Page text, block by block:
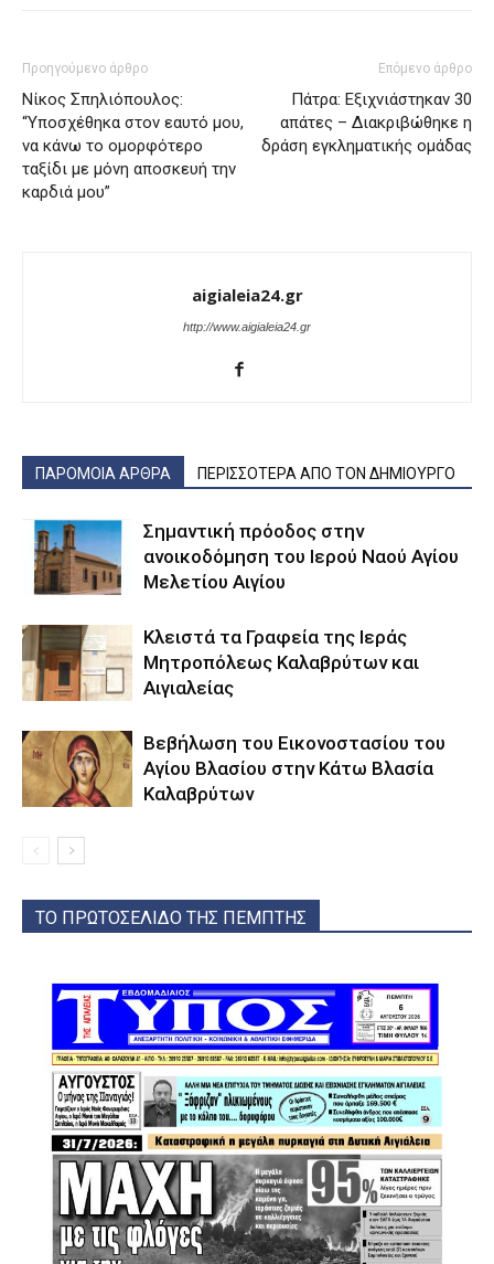
Προηγούμενο άρθρο
Nίκος Σπηλιόπουλος:
“Υποσχέθηκα στον εαυτό μου,
να κάνω το ομορφότερο
ταξίδι με μόνη αποσκευή την
καρδιά μου”
Επόμενο άρθρο
Πάτρα: Εξιχνιάστηκαν 30
απάτες – Διακριβώθηκε η
δράση εγκληματικής ομάδας
aigialeia24.gr
http://www.aigialeia24.gr
ΠΑΡΟΜΟΙΑ ΑΡΘΡΑ ΠΕΡΙΣΣΟΤΕΡΑ ΑΠΟ ΤΟΝ ΔΗΜΙΟΥΡΓΟ
Σημαντική πρόοδος στην
ανοικοδόμηση του Ιερού Ναού Αγίου
Μελετίου Αιγίου
Κλειστά τα Γραφεία της Ιεράς
Μητροπόλεως Καλαβρύτων και
Αιγιαλείας
Βεβήλωση του Εικονοστασίου του
Αγίου Βλασίου στην Κάτω Βλασία
Καλαβρύτων
ΤΟ ΠΡΩΤΟΣΕΛΙΔΟ ΤΗΣ ΠΕΜΠΤΗΣ